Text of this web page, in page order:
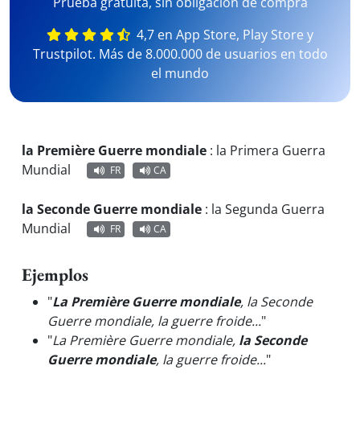
4,7 en App Store, Play Store y
Trustpilot. Más de 8.000.000 de usuarios en todo
el mundo
la Première Guerre mondiale : la Primera Guerra
Mundial
FR CA
la Seconde Guerre mondiale : la Segunda Guerra
Mundial
FR CA
Ejemplos
"La Première Guerre mondiale, la Seconde
Guerre mondiale, la guerre froide..."
"La Première Guerre mondiale, la Seconde
Guerre mondiale, la guerre froide..."